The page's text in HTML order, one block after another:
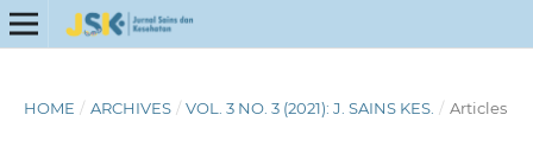
HOME / ARCHIVES / VOL. 3 NO. 3 (2021): J. SAINS KES. / Articles